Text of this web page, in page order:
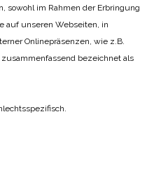
sowohl im Rahmen der Erbringung
auf unseren Webseiten, in
Onlinepräsenzen, wie z.B.
bezeichnet als